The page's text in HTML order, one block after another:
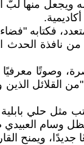
ويجعل منها
الجائحة" (2023)
وصوتًا
الذين
مثل حلي
وسام
ويمنح